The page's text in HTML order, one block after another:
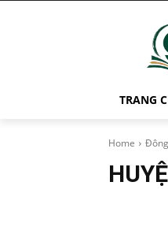
TRANG
Home